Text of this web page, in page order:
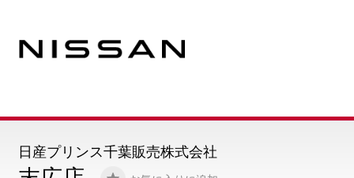
日産プリンス千葉販売株式会社